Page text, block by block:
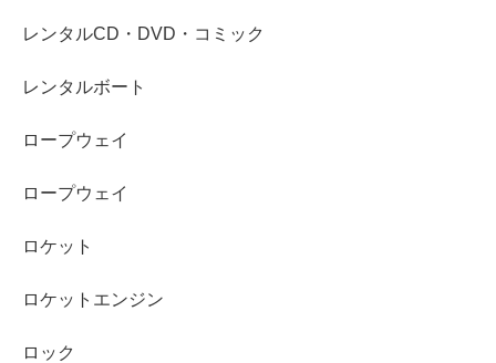
レンタルCD・DVD・コミック
レンタルボート
ロープウェイ
ロープウェイ
ロケット
ロケットエンジン
ロック